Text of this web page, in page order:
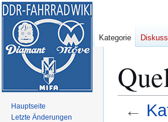
←
Kategorie
Hauptseite
Letzte Änderungen